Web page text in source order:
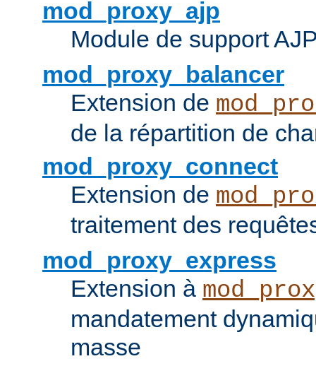
mod_proxy_ajp
Module de support
mod_proxy_balancer
Extension de
de la répartition de
mod_proxy_connect
Extension de
traitement des
mod_proxy_express
Extension à
mandatement
masse